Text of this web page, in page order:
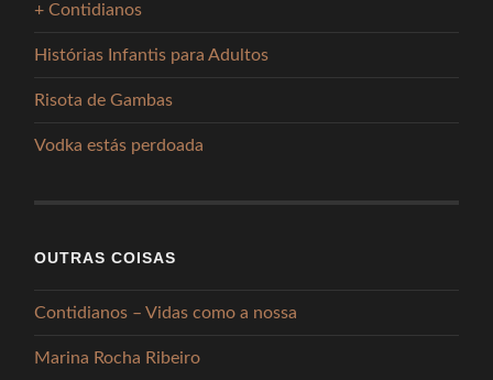
+ Contidianos
Histórias Infantis para Adultos
Risota de Gambas
Vodka estás perdoada
OUTRAS COISAS
Contidianos – Vidas como a nossa
Marina Rocha Ribeiro